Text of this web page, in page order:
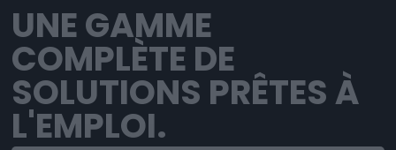
UNE GAMME
COMPLÈTE DE
SOLUTIONS PRÊTES À
L'EMPLOI.